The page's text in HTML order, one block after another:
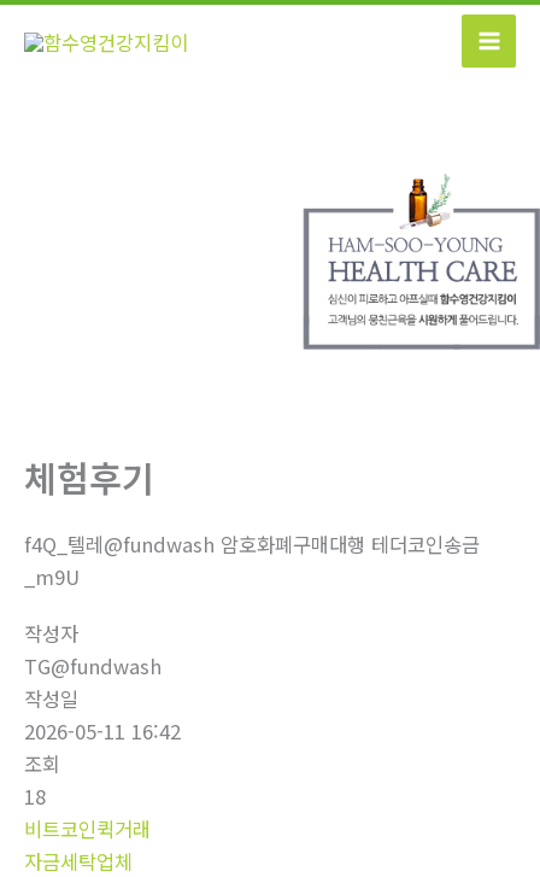
콘
체험후기
f4Q_텔레@fundwash 암호화폐구매대행 테더코인송금
_m9U
작성자
TG@fundwash
작성일
2026-05-11 16:42
조회
18
비트코인퀵거래
자금세탁업체